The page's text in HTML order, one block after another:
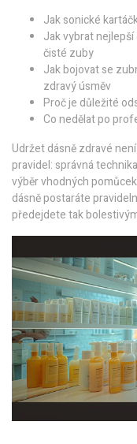
Jak sonické
Jak vybrat
čisté zuby
Jak bojovat se
zdravý úsměv
Proč je důležité
Co nedělat po
Udržet dásně zdravé
pravidel: správná
výběr vhodných
dásně postaráte
předejdete tak